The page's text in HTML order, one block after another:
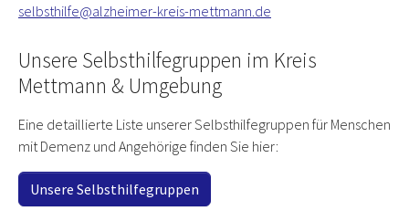
selbsthilfe@alzheimer-kreis-mettmann.de
Unsere Selbsthilfegruppen im Kreis
Mettmann & Umgebung
Eine detaillierte Liste unserer Selbsthilfegruppen für Menschen
mit Demenz und Angehörige finden Sie hier:
Unsere Selbsthilfegruppen